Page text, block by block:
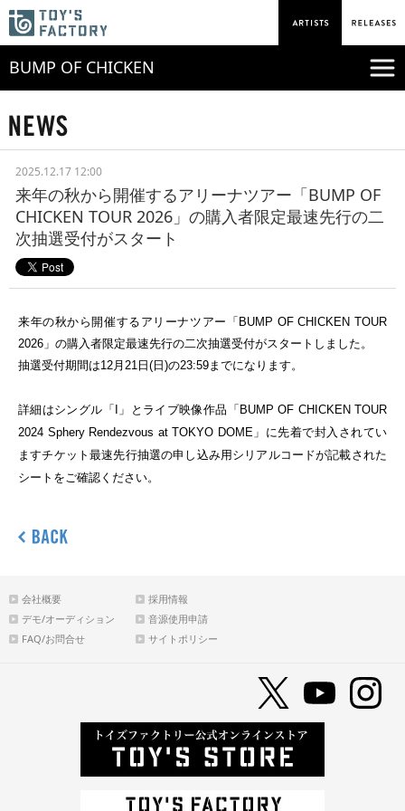
BUMP OF CHICKEN
2025.12.17 12:00
来年の秋から開催するアリーナツアー「BUMP OF
CHICKEN TOUR 2026」の購入者限定最速先行の二
次抽選受付がスタート
来年の秋から開催するアリーナツアー「 BUMP OF CHICKEN TOUR
2026 」の購入者限定最速先行の二次抽選受付がスタートしました。
抽選受付期間は12月 21 日 ( 日 )の23:59までになります。
詳細はシングル「 」とライブ映像作品「 BUMP OF CHICKEN TOUR
2024 Sphery Rendezvous at TOKYO DOME」に先着で封入されてい
ますチケット最速先行抽選の申し込み用シリアルコードが記載された
シートをご確認ください。
会社概要
採用情報
デモ/オーディション
音源使用申請
FAQ/お問合せ
サイトポリシー